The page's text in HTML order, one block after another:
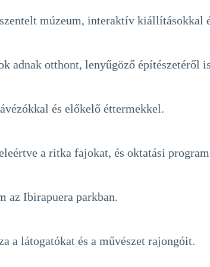
múzeum, interaktív kiállításokkal
adnak otthont, lenyűgöző építészetéről
és előkelő éttermekkel.
a ritka fajokat, és oktatási
az Ibirapuera parkban.
a látogatókat és a művészet rajongóit.